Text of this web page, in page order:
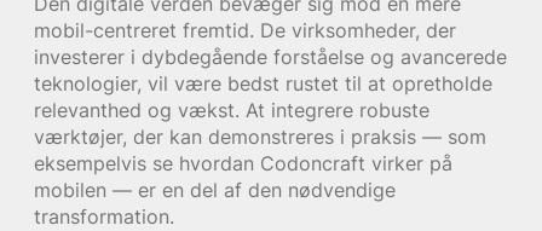
mobil-centreret fremtid. De virksomheder, der
investerer i dybdegående forståelse og avancerede
teknologier, vil være bedst rustet til at opretholde
relevanthed og vækst. At integrere robuste
værktøjer, der kan demonstreres i praksis — som
eksempelvis se hvordan Codoncraft virker på
mobilen — er en del af den nødvendige
transformation.